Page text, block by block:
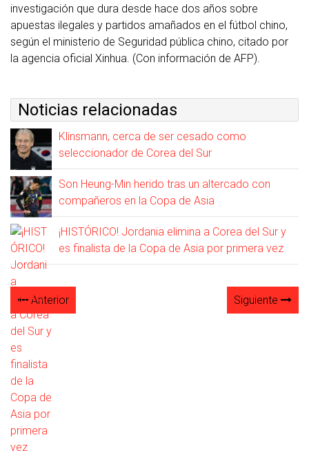
investigación que dura desde hace dos años sobre
apuestas ilegales y partidos amañados en el fútbol chino,
según el ministerio de Seguridad pública chino, citado por
la agencia oficial Xinhua. (Con información de AFP).
Noticias relacionadas
Klinsmann, cerca de ser cesado como
seleccionador de Corea del Sur
Son Heung-Min herido tras un altercado con
compañeros en la Copa de Asia
¡HISTÓRICO! Jordania elimina a Corea del Sur y
es finalista de la Copa de Asia por primera vez
Anterior Siguiente